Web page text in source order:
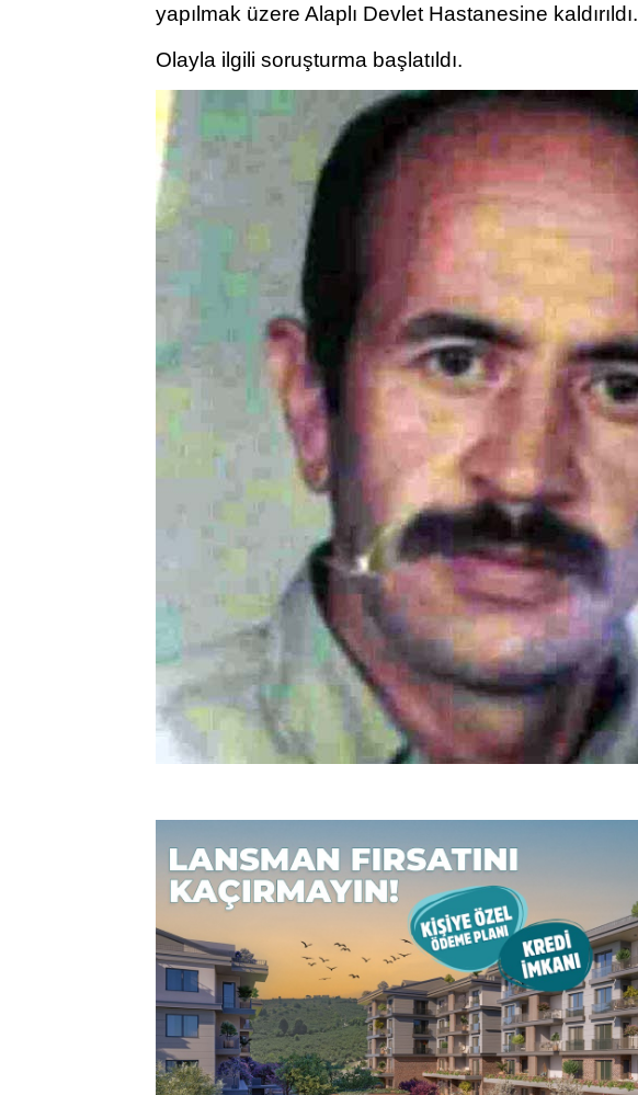
yapılmak üzere Alaplı Devlet Hastanesine kaldırıldı.
Olayla ilgili soruşturma başlatıldı.